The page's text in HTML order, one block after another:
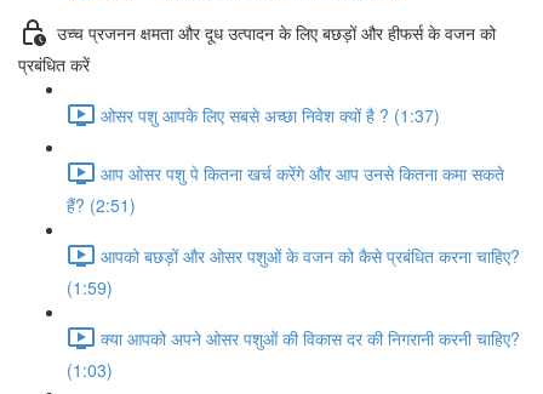
उच्च प्रजनन क्षमता और दूध उत्पादन के लिए बछड़ों और हीफर्स के वजन को
प्रबंधित करें
ओसर पशु आपके लिए सबसे अच्छा निवेश क्यों है ? (1:37)
आप ओसर पशु पे कितना खर्च करेंगे और आप उनसे कितना कमा सकते
हैं? (2:51)
आपको बछड़ों और ओसर पशुओं के वजन को कैसे प्रबंधित करना चाहिए?
(1:59)
क्या आपको अपने ओसर पशुओं की विकास दर की निगरानी करनी चाहिए?
(1:03)